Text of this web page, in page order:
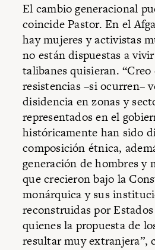
El cambio generacional
coincide Pastor. En el
hay mujeres y activistas
no están dispuestas a
talibanes quisieran.
resistencias –si ocurren–
disidencia en zonas y
representados en el
históricamente han sido
composición étnica,
generación de hombres y
que crecieron bajo la
monárquica y sus
reconstruidas por
quienes la propuesta de
resultar muy extranjera”,